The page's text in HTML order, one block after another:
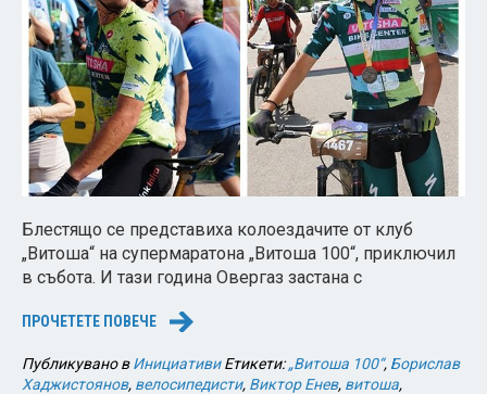
Блестящо се представиха колоездачите от клуб
„Витоша“ на супермаратона „Витоша 100“, приключил
в събота. И тази година Овергаз застана с
ПРОЧЕТЕТЕ ПОВЕЧЕ →
Публикувано вИнициативи Етикети:„Витоша 100“, Борислав
Хаджистоянов, велосипедисти, Виктор Енев, витоша,